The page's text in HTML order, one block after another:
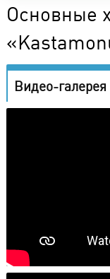
Основные
Видео-галерея